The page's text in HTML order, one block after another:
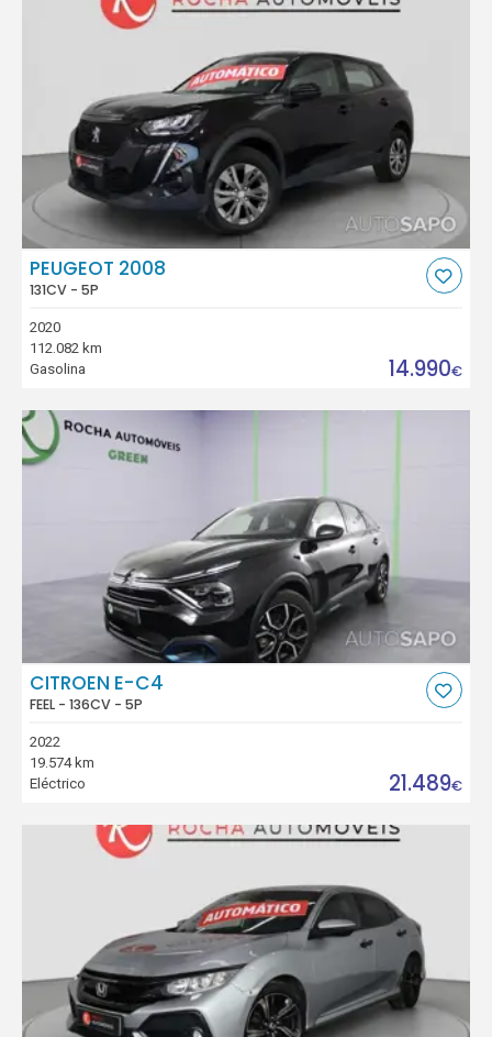
PEUGEOT 2008
131CV - 5P
2020
112.082 km
Gasolina
14.990€
CITROEN E-C4
FEEL - 136CV - 5P
2022
19.574 km
Eléctrico
21.489€